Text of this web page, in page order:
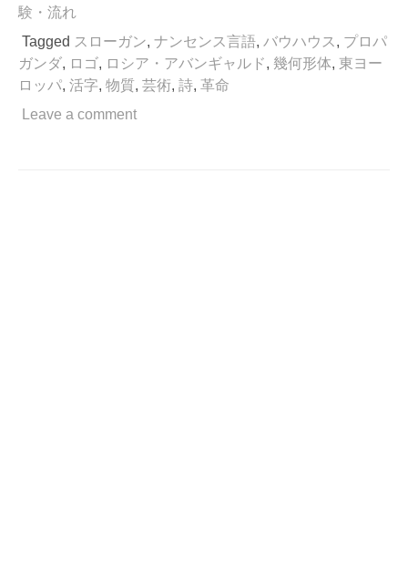
悪
は、
ロ
験・流れ
Tagged スローガン, ナンセンス言語, バウハウス , プロパ
ガンダ, ロゴ, ロシア・アバンギャルド, 幾何形体, 東ヨー
ロッパ, 活字, 物質, 芸術, 詩, 革命
Leave a comment